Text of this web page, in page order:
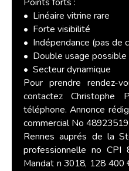
Linéaire vitrine rare
Forte visibilité
Indépendance (pas de
Double usage
Secteur dynamique
Pour prendre rendez-
contactez
téléphone. Annonce
commercial No
Rennes auprés de la
professionnelle no
Mandat n 3018, 128 400